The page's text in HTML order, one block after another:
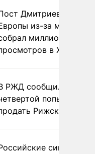
Дмитриева о
из-за
миллион
в X
РЖД сообщили о
попытке
Рижский